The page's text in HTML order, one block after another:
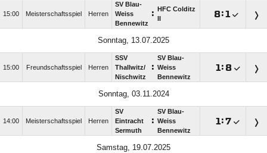
15:00 Meisterschaftsspiel Herren
SV Blau-
Weiss
Bennewitz
:
HFC Colditz
:
Sonntag, 13.07.2025
15:00 Freundschaftsspiel Herren
SSV
Thallwitz/​
Nischwitz
:
SV Blau-
Weiss
Bennewitz
: 
Sonntag, 03.11.2024
14:00 Meisterschaftsspiel Herren
SV
Eintracht
Sermuth
:
SV Blau-
Weiss
Bennewitz
:
Samstag, 19.07.2025